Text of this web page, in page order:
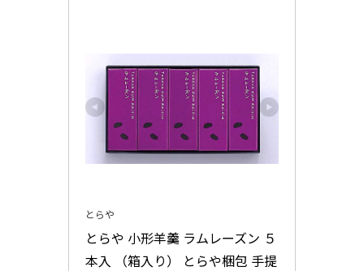
とらや
とらや 小形羊羹 ラムレーズン ５
本入 （箱入り） とらや梱包 手提